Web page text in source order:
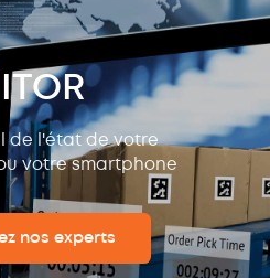
de l'état de votre
votre smartphone
nos experts